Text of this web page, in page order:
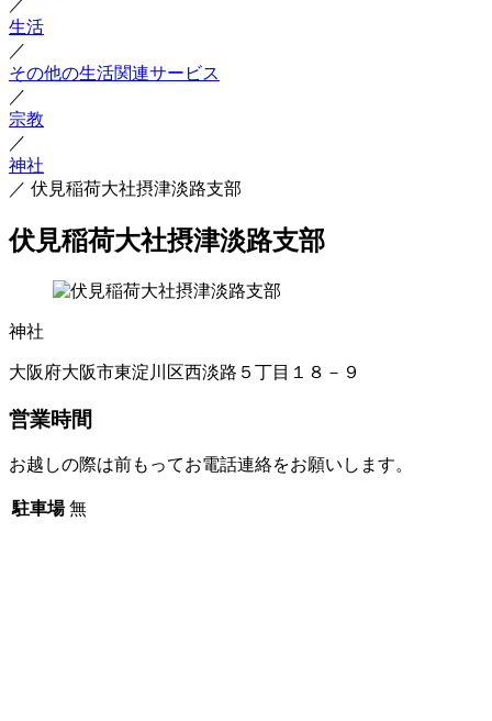
／
生活
／
その他の生活関連サービス
／
宗教
／
神社
／ 伏見稲荷大社摂津淡路支部
伏見稲荷大社摂津淡路支部
神社
大阪府大阪市東淀川区西淡路５丁目１８－９
営業時間
お越しの際は前もってお電話連絡をお願いします。
駐車場 無